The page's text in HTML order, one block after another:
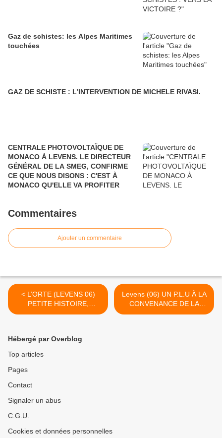
Gaz de schistes: les Alpes Maritimes
touchées
GAZ DE SCHISTE : L’INTERVENTION DE MICHELE RIVASI.
CENTRALE PHOTOVOLTAÏQUE DE
MONACO À LEVENS. LE DIRECTEUR
GÉNÉRAL DE LA SMEG, CONFIRME
CE QUE NOUS DISONS : C'EST À
MONACO QU'ELLE VA PROFITER
Commentaires
Ajouter un commentaire
< L’ORTE (LEVENS 06)
PETITE HISTOIRE,
GRANDS
Levens (06) UN P.L.U À LA
CONVENANCE DE LA
COMMUNAUTÉ URBAINE
Hébergé par Overblog
Top articles
Pages
Contact
Signaler un abus
C.G.U.
Cookies et données personnelles